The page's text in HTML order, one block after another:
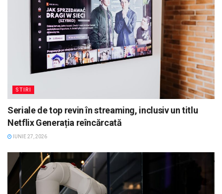
STIRI
Seriale de top revin în streaming, inclusiv un titlu
Netflix Generația reîncărcată
IUNIE 27, 2026